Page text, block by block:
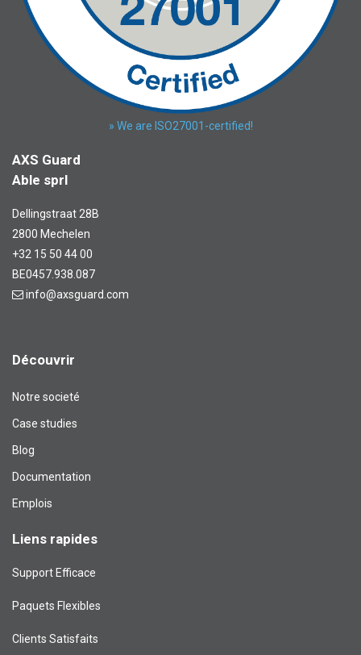
» We are ISO27001-certified!
AXS Guard
Able sprl
Dellingstraat 28B
2800 Mechelen
+32 15 50 44 00
BE0457.938.087
info@axsguard.com
Découvrir
Notre societé
Case studies
Blog​
Documentation
Emplois
Liens rapides
Support Efficace
Paquets Flexibles
Clients Satisfaits